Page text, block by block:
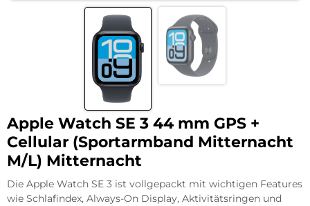
Apple Watch SE 3 44 mm GPS +
Cellular (Sportarmband Mitternacht
M/L) Mitternacht
Die Apple Watch SE 3 ist vollgepackt mit wichtigen Features
wie Schlafindex, Always-On Display, Aktivitätsringen und